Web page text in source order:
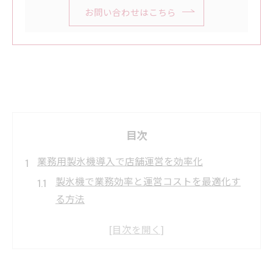
お問い合わせはこちら
目次
業務用製氷機導入で店舗運営を効率化
製氷機で業務効率と運営コストを最適化す
る方法